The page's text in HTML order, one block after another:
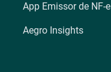
App Emissor de NF-e
Aegro Insights